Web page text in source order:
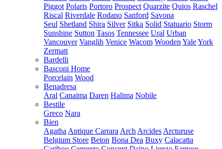
Piggot Polaris Portoro Prospect Quarzite Quios Raschel
Riscal Riverdale Rodano Sanford Savona
Seul Shetland Shira Silver Sitka Solid Statuario Storm
Sunshine Sutton Tasos Tennessee Ural Urban
Vancouver Vanglih Venice Wacom Wooden YaleYork
Zermatt
Bardelli
Basconi Home
Porcelain Wood
Benadresa
Aral Canaima Daren Halima Nobile
Bestile
Greco Nara
Bien
Agatha Antique Carrara Arch Arcides Arcturuse
Belgium Store Beton Bona Dea Buxy Calacatta